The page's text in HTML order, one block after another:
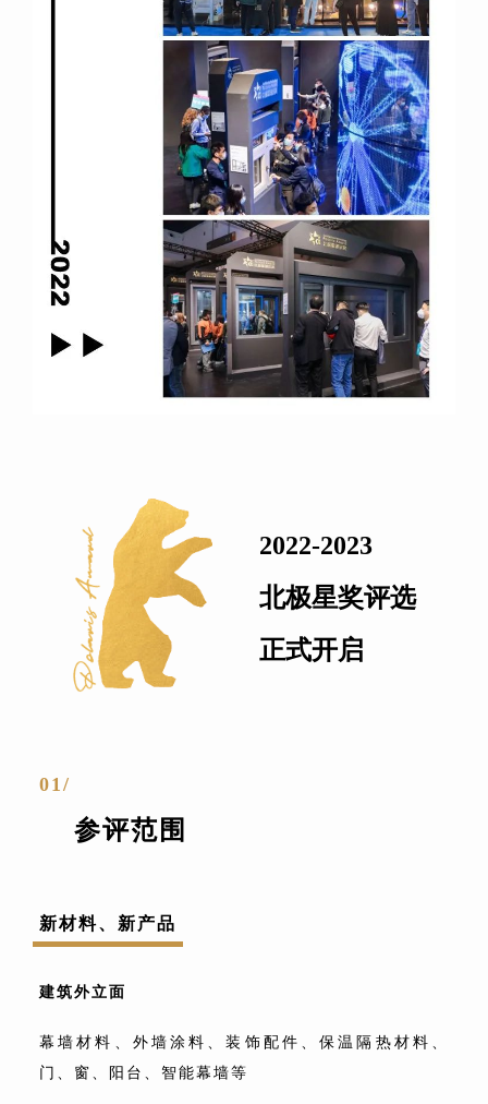
2022-2023
北极星奖评选
正式开启
01/
参评范围
新材料、新产品
建筑外立面
幕墙材料、外墙涂料、装饰配件、保温隔热材料、
门、窗、阳台、 智能幕墙等